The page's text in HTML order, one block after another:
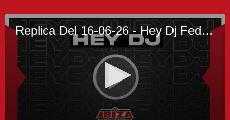
Replica Del 16-06-26 - Hey Dj Federico Scavo